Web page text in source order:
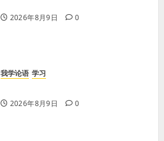
2026年8月9日 0
我学论语 学习
2026年8月9日 0